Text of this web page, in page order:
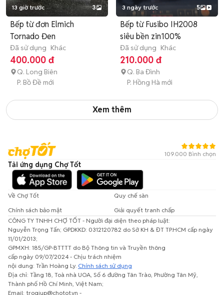
13 giờ trước 3
Bếp từ đơn Elmich
Tornado Đen
Đã sử dụng Khác
400.000 đ
Q. Long Biên
P. Bồ Đề mới
3 ngày trước 5
Bếp từ Fusibo IH2008
siêu bền zin100%
Đã sử dụng Khác
210.000 đ
Q. Ba Đình
P. Hồng Hà mới
Xem thêm
109.000 Bình chọn
Tải ứng dụng Chợ Tốt
Về Chợ Tốt
Quy chế sàn
Chính sách bảo mật
Giải quyết tranh chấp
CÔNG TY TNHH CHỢ TỐT - Người đại diện theo pháp luật:
Nguyễn Trọng Tấn; GPDKKD: 0312120782 do Sở KH & ĐT TP.HCM cấp ngày
11/01/2013;
GPMXH: 185/GP-BTTTT do Bộ Thông tin và Truyền thông
cấp ngày 09/07/2024 - Chịu trách nhiệm
nội dung: Trần Hoàng Ly. Chính sách sử dụng
Địa chỉ: Tầng 18, Toà nhà UOA, Số 6 đường Tân Trào, Phường Tân Mỹ,
Thành phố Hồ Chí Minh, Việt Nam;
Email: trogiup@chotot.vn -